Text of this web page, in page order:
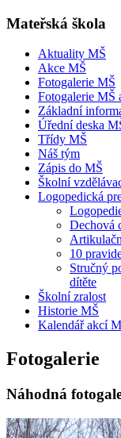
Mateřská škola
Aktuality MŠ
Akce MŠ
Fotogalerie MŠ
Fotogalerie MŠ
Základní
Úřední deska
Třídy MŠ
Náš tým
Zápis do MŠ
Školní
Logopedická
Dechová
10
Stručný
dítěte
Školní zralost
Historie MŠ
Kalendář akcí
Fotogalerie
Náhodná